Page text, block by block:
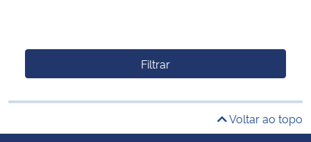
Filtrar
Voltar ao topo